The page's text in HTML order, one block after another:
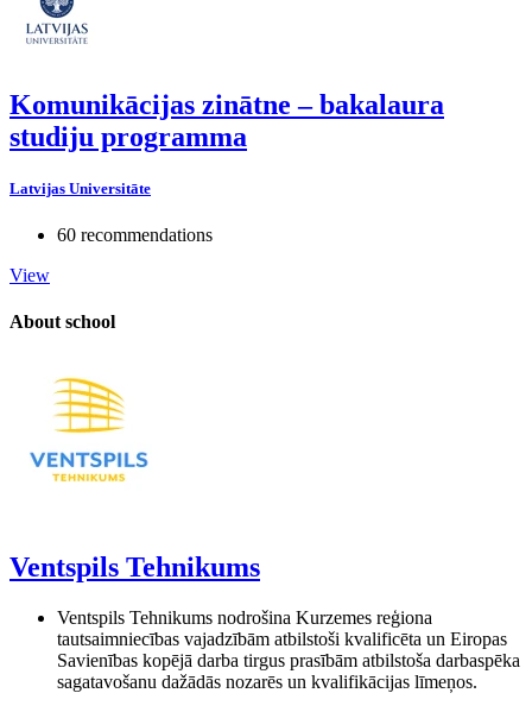
Komunikācijas zinātne – bakalaura
studiju programma
Latvijas Universitāte
60 recommendations
View
About school
Ventspils Tehnikums
Ventspils Tehnikums nodrošina Kurzemes reģiona
tautsaimniecības vajadzībām atbilstoši kvalificēta un Eiropas
Savienības kopējā darba tirgus prasībām atbilstoša darbaspēka
sagatavošanu dažādās nozarēs un kvalifikācijas līmeņos.